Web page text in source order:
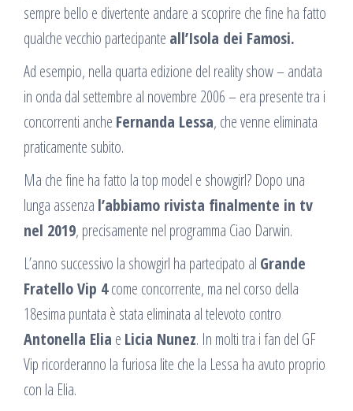
sempre bello e divertente andare a scoprire che fine ha fatto
qualche vecchio partecipante all’Isola dei Famosi.
Ad esempio, nella quarta edizione del reality show – andata
in onda dal settembre al novembre 2006 – era presente tra i
concorrenti anche Fernanda Lessa, che venne eliminata
praticamente subito.
Ma che fine ha fatto la top model e showgirl? Dopo una
lunga assenza l’abbiamo rivista finalmente in tv
nel 2019, precisamente nel programma Ciao Darwin.
L’anno successivo la showgirl ha partecipato al Grande
Fratello Vip 4come concorrente, ma nel corso della
18esima puntata è stata eliminata al televoto contro
Antonella Elia e Licia Nunez. In molti tra i fan del GF
Vip ricorderanno la furiosa lite che la Lessa ha avuto proprio
con la Elia.